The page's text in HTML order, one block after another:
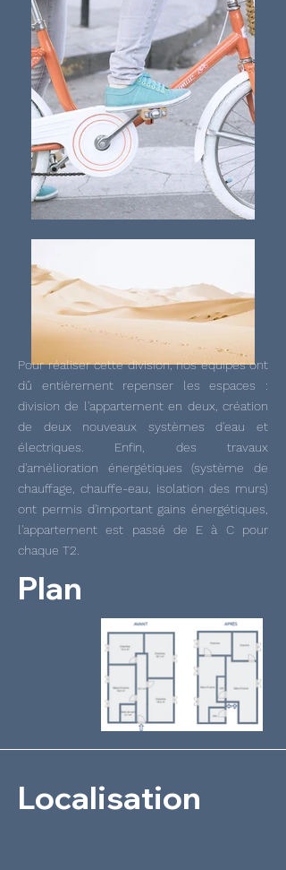
Pour réaliser cette division, nos équipes ont
dû entièrement repenser les espaces :
division de l'appartement en deux, création
de deux nouveaux systèmes d'eau et
électriques. Enfin, des travaux
d'amélioration énergétiques (système de
chauffage, chauffe-eau, isolation des murs)
ont permis d'important gains énergétiques,
l'appartement est passé de E à C pour
chaque T2.
Plan
Localisation